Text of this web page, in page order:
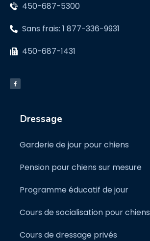
450-687-5300
Sans frais: 1 877-336-9931
450-687-1431
Dressage
Garderie de jour pour chiens
Pension pour chiens sur mesure
Programme éducatif de jour
Cours de socialisation pour chiens
Cours de dressage privés